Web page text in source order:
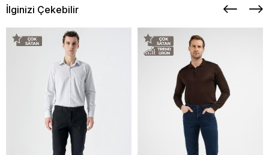
İlginizi Çekebilir